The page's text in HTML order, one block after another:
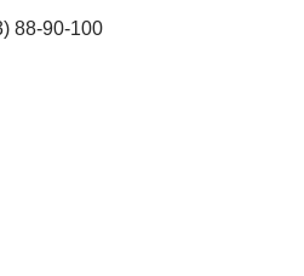
88-90-100